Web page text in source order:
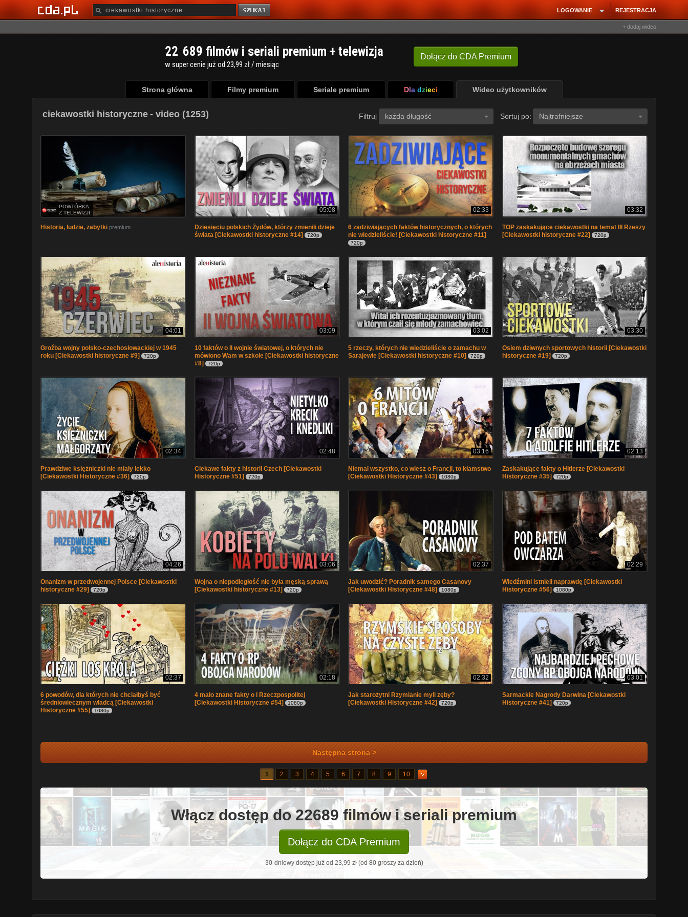
REJESTRACJA
LOGOWANIE
+ dodaj wideo
Dołącz do CDA Premium
22 689 filmów i seriali premium + telewizja
w super cenie już od 23,99 zł / miesiąc
Strona główna Filmy premium Seriale premium Dla dzieci Wideo użytkowników
ciekawostki historyczne - video (1253) Filtruj każda długość Sortuj po: Najtrafniejsze
POWTÓRKA
Z TELEWIZJI
Historia, ludzie, zabytki premium
05:08
Dziesięciu polskich Żydów, którzy zmienili dzieje
świata [Ciekawostki historyczne #14]
720p
02:33
6 zadziwiających faktów historycznych, o których
nie wiedzieliście! [Ciekawostki historyczne #11]
720p
03:32
TOP zaskakujące ciekawostki na temat III Rzeszy
[Ciekawostki historyczne #22]
720p
04:01
Groźba wojny polsko-czechosłowackiej w 1945
roku [Ciekawostki historyczne #9]
720p
03:09
10 faktów o II wojnie światowej, o których nie
mówiono Wam w szkole [Ciekawostki historyczne
#8]
720p
03:02
5 rzeczy, których nie wiedzieliście o zamachu w
Sarajewie [Ciekawostki historyczne #10]
720p
03:30
Osiem dziwnych sportowych historii [Ciekawostki
historyczne #19]
720p
02:34
Prawdziwe księżniczki nie miały lekko
[Ciekawostki Historyczne #36]
720p
02:48
Ciekawe fakty z historii Czech [Ciekawostki
Historyczne #51]
720p
03:16
Niemal wszystko, co wiesz o Francji, to kłamstwo
[Ciekawostki Historyczne #43]
1080p
02:13
Zaskakujące fakty o Hitlerze [Ciekawostki
Historyczne #35]
720p
04:26
Onanizm w przedwojennej Polsce [Ciekawostki
historyczne #29]
720p
03:06
Wojna o niepodległość nie była męską sprawą
[Ciekawostki historyczne #13]
720p
02:37
Jak uwodzić? Poradnik samego Casanovy
[Ciekawostki Historyczne #48]
1080p
02:29
Wiedźmini istnieli naprawdę [Ciekawostki
Historyczne #56]
1080p
02:37
6 powodów, dla których nie chciałbyś być
średniowiecznym władcą [Ciekawostki
Historyczne #55]
1080p
02:18
4 mało znane fakty o I Rzeczpospolitej
[Ciekawostki Historyczne #54]
1080p
02:32
Jak starożytni Rzymianie myli zęby?
[Ciekawostki Historyczne #42]
720p
03:01
Sarmackie Nagrody Darwina [Ciekawostki
Historyczne #41]
720p
Następna strona >
1 2 3 4 5 6 7 8 9 10
Włącz dostęp do 22689 filmów i seriali premium
Dołącz do CDA Premium
30-dniowy dostęp już od 23,99 zł (od 80 groszy za dzień)